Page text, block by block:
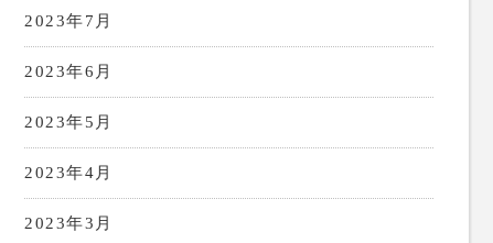
2023年7月
2023年6月
2023年5月
2023年4月
2023年3月